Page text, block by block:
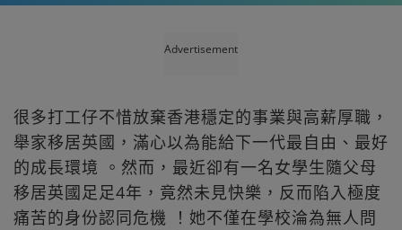
Advertisement
很多打工仔不惜放棄香港穩定的事業與高薪厚職，
舉家移居英國，滿心以為能給下一代最自由、最好
的成長環境 。然而，最近卻有一名女學生隨父母
移居英國足足4年，竟然未見快樂，反而陷入極度
痛苦的身份認同危機 ！她不僅在學校淪為無人問